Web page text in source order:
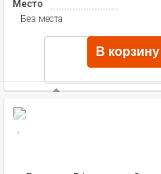
Место
Без места
В корзину